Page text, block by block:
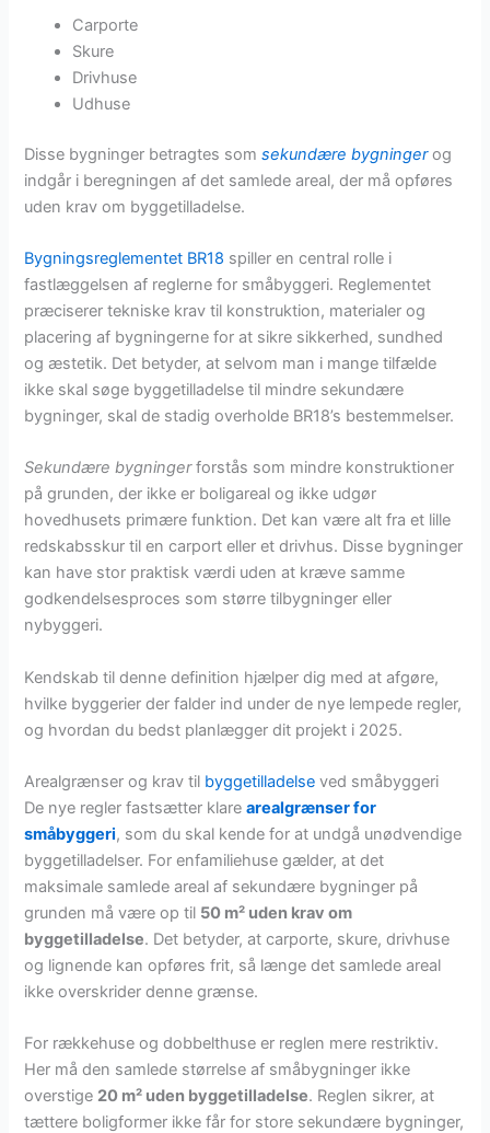
Carporte
Skure
Drivhuse
Udhuse
Disse bygninger betragtes somsekundære bygningerog
indgår i beregningen af det samlede areal, der må opføres
uden krav om byggetilladelse.
Bygningsreglementet BR18 spiller en central rolle i
fastlæggelsen af reglerne for småbyggeri. Reglementet
præciserer tekniske krav til konstruktion, materialer og
placering af bygningerne for at sikre sikkerhed, sundhed
og æstetik. Det betyder, at selvom man i mange tilfælde
ikke skal søge byggetilladelse til mindre sekundære
bygninger, skal de stadig overholde BR18’s bestemmelser.
Sekundære bygningerforstås som mindre konstruktioner
på grunden, der ikke er boligareal og ikke udgør
hovedhusets primære funktion. Det kan være alt fra et lille
redskabsskur til en carport eller et drivhus. Disse bygninger
kan have stor praktisk værdi uden at kræve samme
godkendelsesproces som større tilbygninger eller
nybyggeri.
Kendskab til denne definition hjælper dig med at afgøre,
hvilke byggerier der falder ind under de nye lempede regler,
og hvordan du bedst planlægger dit projekt i 2025.
Arealgrænser og krav til byggetilladelse ved småbyggeri
De nye regler fastsætter klarearealgrænser for
småbyggeri, som du skal kende for at undgå unødvendige
byggetilladelser. For enfamiliehuse gælder, at det
maksimale samlede areal af sekundære bygninger på
grunden må være op til 50 m² uden krav om
byggetilladelse. Det betyder, at carporte, skure, drivhuse
og lignende kan opføres frit, så længe det samlede areal
ikke overskrider denne grænse.
For rækkehuse og dobbelthuse er reglen mere restriktiv.
Her må den samlede størrelse af småbygninger ikke
overstige 20 m² uden byggetilladelse. Reglen sikrer, at
tættere boligformer ikke får for store sekundære bygninger,